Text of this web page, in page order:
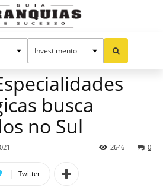
busca
no Sul
0
2646
Twitter